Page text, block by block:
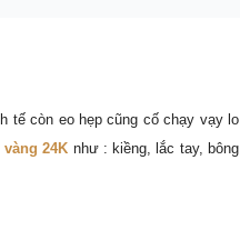
tế còn eo hẹp cũng cố chạy vạy lo
24K như : kiềng, lắc tay, bông